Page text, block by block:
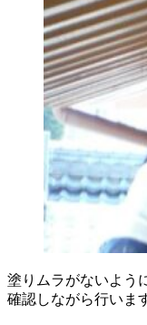
塗りムラがないよう
確認しながら行いま